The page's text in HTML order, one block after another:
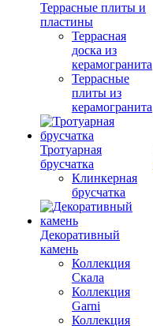
Террасные плиты и
пластины
Террасная
доска из
керамогранита
Террасные
плиты из
керамогранита
Тротуарная
брусчатка
Клинкерная
брусчатка
Декоративный
камень
Коллекция
Скала
Коллекция
Garni
Коллекция